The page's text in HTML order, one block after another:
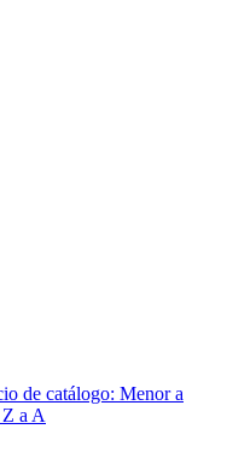
de catálogo: Menor a
a A